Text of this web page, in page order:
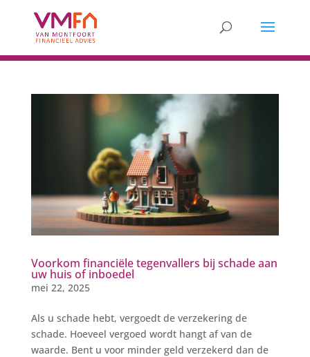
Voorkom financiële tegenvallers bij schade aan
uw huis of inboedel
mei 22, 2025
Als u schade hebt, vergoedt de verzekering de
schade. Hoeveel vergoed wordt hangt af van de
waarde. Bent u voor minder geld verzekerd dan de